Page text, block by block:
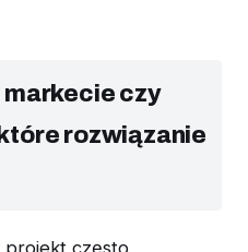
markecie czy
rozwiązanie